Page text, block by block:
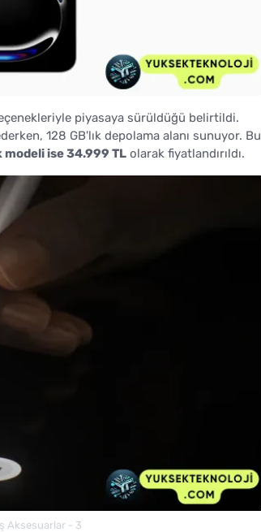
piyasaya sürüldüğü belirtildi.
128 GB'lık depolama alanı sunuyor. Bu
modeli ise 34.999 TL olarak fiyatlandırıldı.
Aksesuarlar - 3